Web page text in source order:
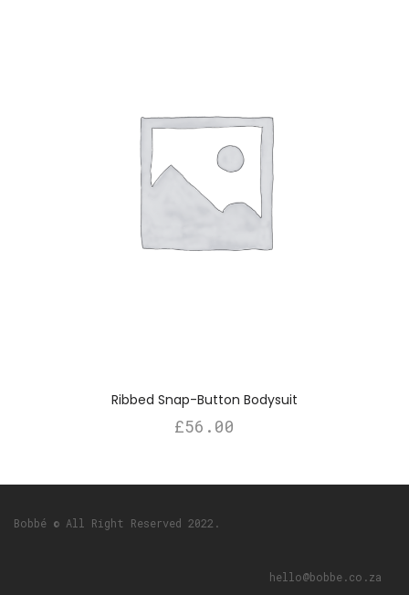
Ribbed Snap-Button Bodysuit
£56.00
Bobbé © All Right Reserved 2022.
hello@bobbe.co.za